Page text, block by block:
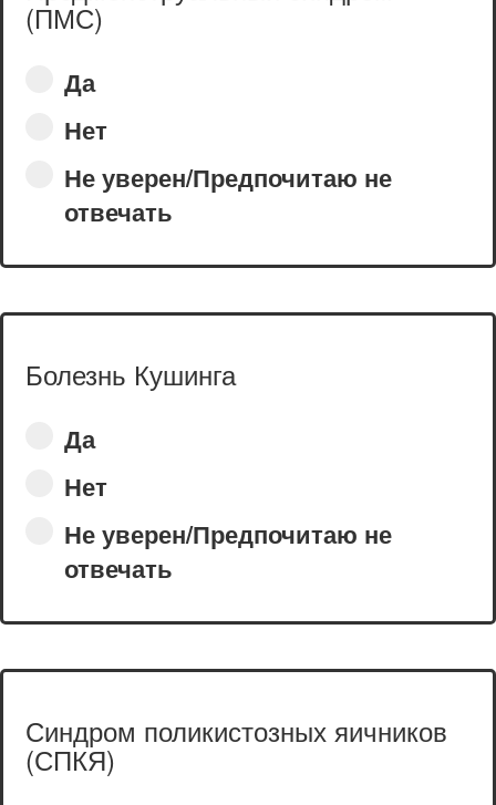
(ПМС)
Да
Нет
Не уверен/Предпочитаю не
отвечать
Болезнь Кушинга
Да
Нет
Не уверен/Предпочитаю не
отвечать
Синдром поликистозных яичников
(СПКЯ)